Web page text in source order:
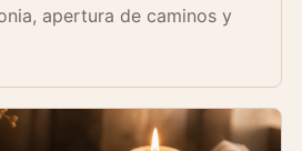
apertura de caminos y